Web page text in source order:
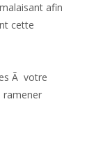
afin
cette
Ã votre
ramener